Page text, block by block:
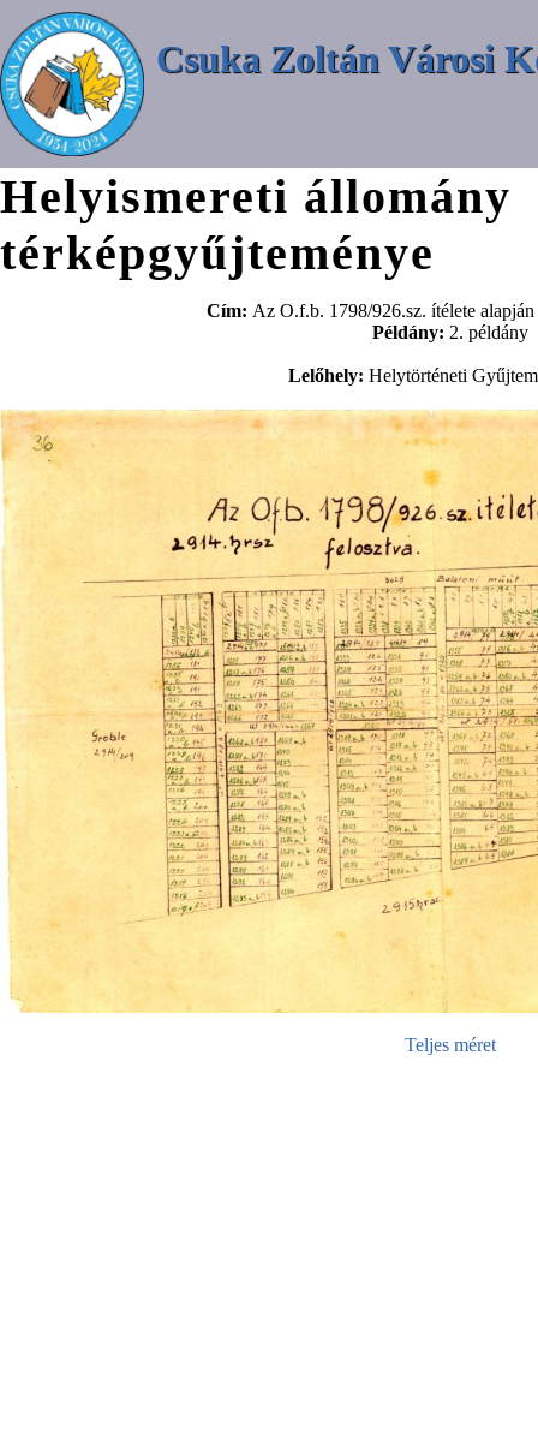
Csuka Zoltán Városi
Helyismereti állomány
térképgyűjteménye
Cím: Az O.f.b. 1798/926.sz. ítélete
Példány: 2. példány
Lelőhely: Helytörténeti
Teljes méret